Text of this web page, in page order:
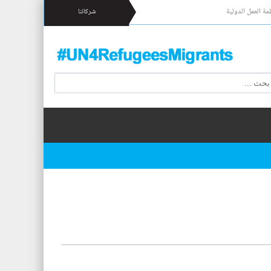
العمل الدولية شركائنا